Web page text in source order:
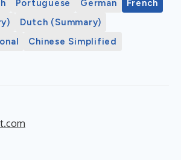
Portuguese German
French
Dutch (Summary)
Chinese Simplified